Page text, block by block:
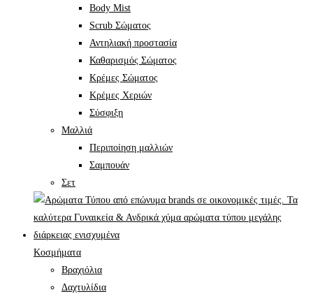
Body Mist
Scrub Σώματος
Αντηλιακή προστασία
Καθαρισμός Σώματος
Κρέμες Σώματος
Κρέμες Χεριών
Σύσφιξη
Mαλλιά
Περιποίηση μαλλιών
Σαμπουάν
Σετ
Κοσμήματα
Βραχιόλια
Δαχτυλίδια